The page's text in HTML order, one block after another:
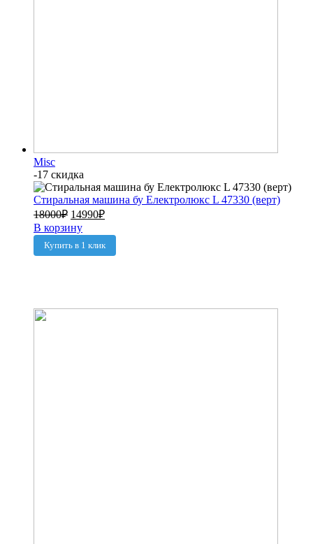
Misc
-17 скидка
Стиральная машина бу Електролюкс L 47330 (верт)
18000₽ 14990₽
В корзину
Купить в 1 клик